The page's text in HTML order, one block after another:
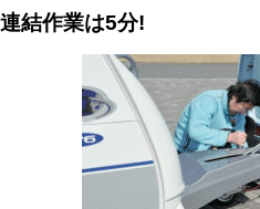
連結作業は5分!